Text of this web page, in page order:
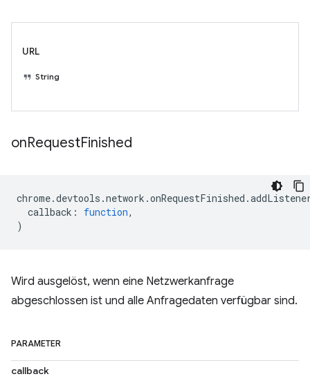
URL
String
onRequestFinished
chrome.devtools .network .onRequestFinished .
callback : function,
)
Wird ausgelöst, wenn eine Netzwerkanfrage
abgeschlossen ist und alle Anfragedaten verfügbar sind.
PARAMETER
callback